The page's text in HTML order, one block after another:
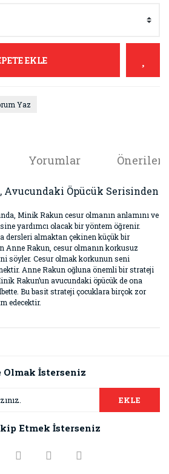
EKLE
Yaz
Yorumlar
Avucundaki Öpücük Serisinden
Minik Rakun cesur olmanın anlamını ve
yardımcı olacak bir yöntem öğrenir.
dersleri almaktan çekinen küçük bir
Anne Rakun, cesur olmanın korkusuz
söyler. Cesur olmak korkunun seni
Anne Rakun oğluna önemli bir strateji
Rakun’un avucundaki öpücük de ona
Bu basit strateji çocuklara birçok zor
edecektir.
teşekkür ederiz.
veya görüntülenemiyor.
bulunuyor.
Olmak İsterseniz
EKLE
Etmek İsterseniz